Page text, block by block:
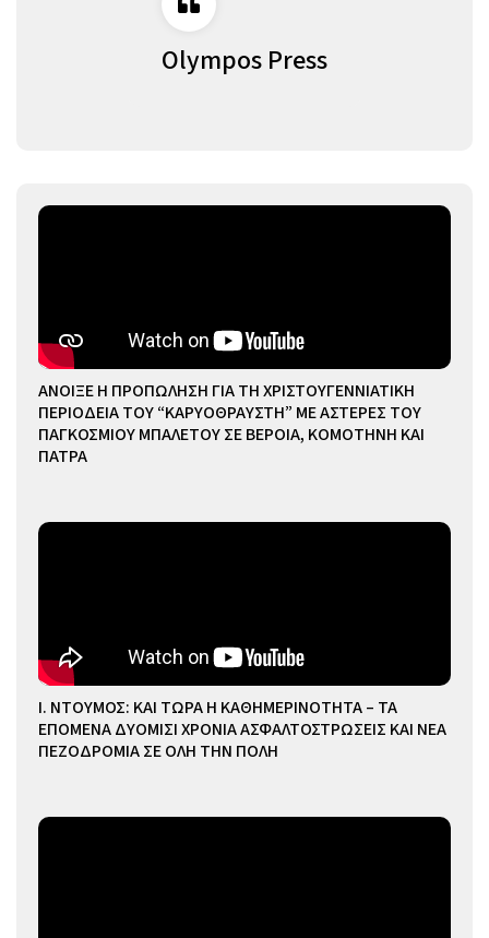
Olympos Press
ΑΝΟΙΞΕ Η ΠΡΟΠΩΛΗΣΗ ΓΙΑ ΤΗ ΧΡΙΣΤΟΥΓΕΝΝΙΑΤΙΚΗ
ΠΕΡΙΟΔΕΙΑ ΤΟΥ “ΚΑΡΥΟΘΡΑΥΣΤΗ” ΜΕ ΑΣΤΕΡΕΣ ΤΟΥ
ΠΑΓΚΟΣΜΙΟΥ ΜΠΑΛΕΤΟΥ ΣΕ ΒΕΡΟΙΑ, ΚΟΜΟΤΗΝΗ ΚΑΙ
ΠΑΤΡΑ
Ι. ΝΤΟΥΜΟΣ: ΚΑΙ ΤΩΡΑ Η ΚΑΘΗΜΕΡΙΝΟΤΗΤΑ – ΤΑ
ΕΠΟΜΕΝΑ ΔΥΟΜΙΣΙ ΧΡΟΝΙΑ ΑΣΦΑΛΤΟΣΤΡΩΣΕΙΣ ΚΑΙ ΝΕΑ
ΠΕΖΟΔΡΟΜΙΑ ΣΕ ΟΛΗ ΤΗΝ ΠΟΛΗ